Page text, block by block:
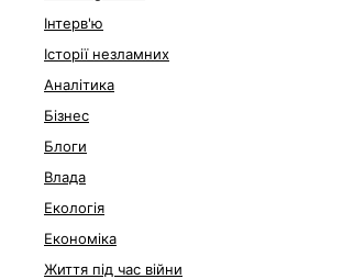
Інтерв'ю
Історії незламних
Аналітика
Бізнес
Блоги
Влада
Екологія
Економіка
Життя під час війни